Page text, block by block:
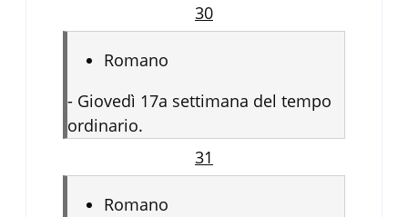
30
Romano
- Giovedì 17a settimana del tempo
ordinario.
31
Romano